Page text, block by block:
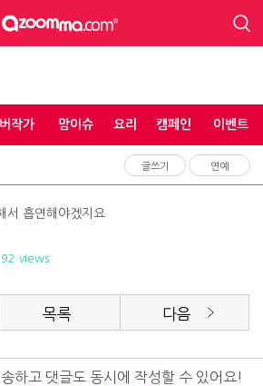
작가 맘이슈 요리 캠페인 이벤트
글쓰기 연예
서 흡연해야겠지요
92 views
목록 다음
하고 댓글도 동시에 작성할 수 있어요!